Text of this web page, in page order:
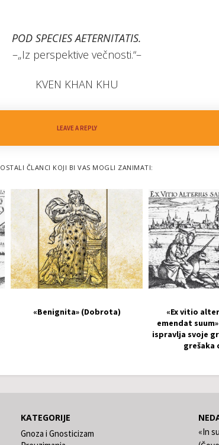
POD SPECIES AETERNITATIS.
–„Iz perspektive večnosti.“–
KVEN KHAN KHU
LEAVE A REPLY
OSTALI ČLANCI KOJI BI VAS MOGLI ZANIMATI:
«Benignita» (Dobrota)
«Ex vitio
emendat
ispravlja svoje
grešaka
KATEGORIJE
Gnoza i Gnosticizam
«In